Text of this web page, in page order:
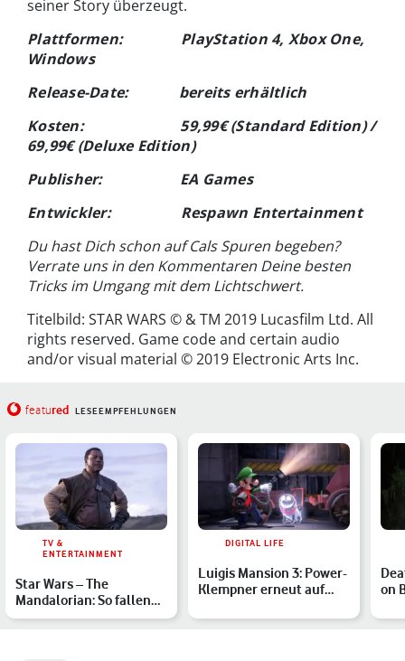
seiner Story überzeugt.
Plattformen: PlayStation 4, Xbox One,
Windows
Release-Date: bereits erhältlich
Kosten: 59,99€ (Standard Edition) /
69,99€ (Deluxe Edition)
Publisher: EA Games
Entwickler: Respawn Entertainment
Du hast Dich schon auf Cals Spuren begeben?
Verrate uns in den Kommentaren Deine besten
Tricks im Umgang mit dem Lichtschwert.
Titelbild: STAR WARS © & TM 2019 Lucasfilm Ltd. All
rights reserved. Game code and certain audio
and/or visual material © 2019 Electronic Arts Inc.
featured LESEEMPFEHLUNGEN
TV &
ENTERTAINMENT
Star Wars – The
Mandalorian: So fallen
die ersten Reviews aus
DIGITAL LIFE
Luigis Mansion 3: Power-
Klempner erneut auf
on